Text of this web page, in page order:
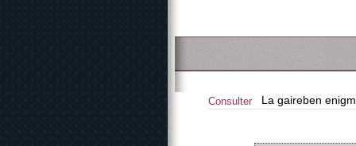
Consulter La gaireben